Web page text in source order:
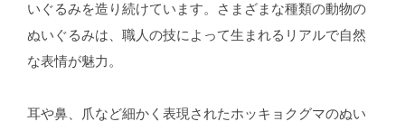
いぐるみを造り続けています。さまざまな種類の動物の
ぬいぐるみは、職人の技によって生まれるリアルで自然
な表情が魅力。
耳や鼻、爪など細かく表現されたホッキョクグマのぬい